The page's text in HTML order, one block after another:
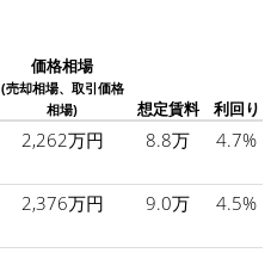
価格相場
(売却相場、取引価格
相場)
想定賃料 利回り
2,262万円 8.8万 4.7%
2,376万円 9.0万 4.5%